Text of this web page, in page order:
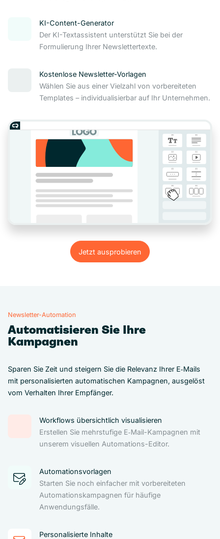
Jetzt ausprobieren
Jetzt ausprobieren
KI-Content-Generator
Der KI-Textassistent unterstützt Sie bei der
Formulierung Ihrer Newslettertexte.
Kostenlose Newsletter-Vorlagen
Wählen Sie aus einer Vielzahl von vorbereiteten
Templates – individualisierbar auf Ihr Unternehmen.
Newsletter-Automation
Automatisieren Sie Ihre
Kampagnen
Sparen Sie Zeit und steigern Sie die Relevanz Ihrer E‑Mails
mit personalisierten automatischen Kampagnen, ausgelöst
vom Verhalten Ihrer Empfänger.
Workflows übersichtlich visualisieren
Erstellen Sie mehrstufige E‑Mail-Kampagnen mit
unserem visuellen Automations-Editor.
Automationsvorlagen
Starten Sie noch einfacher mit vorbereiteten
Automationskampagnen für häufige
Anwendungsfälle.
Personalisierte Inhalte